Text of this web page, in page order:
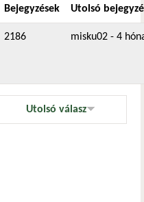
Bejegyzések Utolsó
2186 misku02 - 4
Utolsó válasz